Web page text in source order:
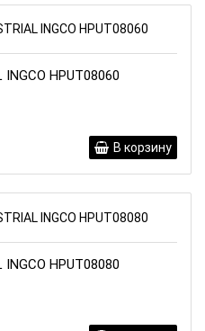
HPUT08060
В корзину
HPUT08080